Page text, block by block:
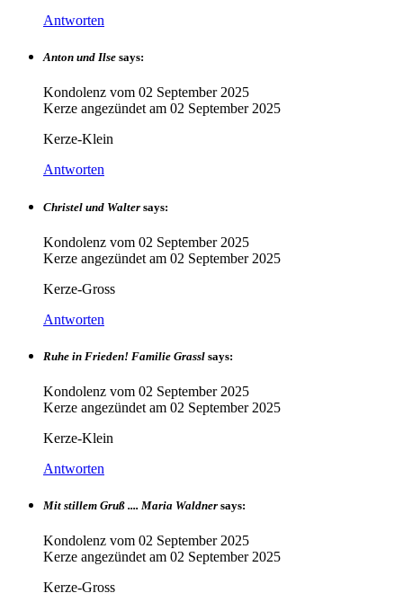
Antworten
Anton und Ilse says:
Kondolenz vom 02 September 2025
Kerze angezündet am 02 September 2025
Kerze-Klein
Antworten
Christel und Walter says:
Kondolenz vom 02 September 2025
Kerze angezündet am 02 September 2025
Kerze-Gross
Antworten
Ruhe in Frieden! Familie Grassl says:
Kondolenz vom 02 September 2025
Kerze angezündet am 02 September 2025
Kerze-Klein
Antworten
Mit stillem Gruß .... Maria Waldner says:
Kondolenz vom 02 September 2025
Kerze angezündet am 02 September 2025
Kerze-Gross